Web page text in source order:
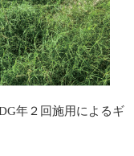
年２回施用によるギ